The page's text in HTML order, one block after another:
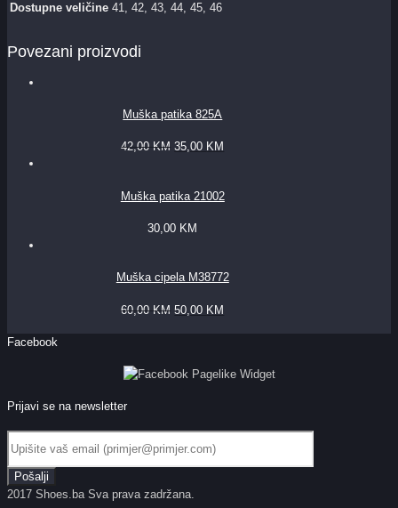
Dostupne veličine 41, 42, 43, 44, 45, 46
Povezani proizvodi
Muška patika 825A
42,00 KM 35,00 KM
Muška patika 21002
30,00 KM
Muška cipela M38772
60,00 KM 50,00 KM
Facebook
Prijavi se na newsletter
2017 Shoes.ba Sva prava zadržana.